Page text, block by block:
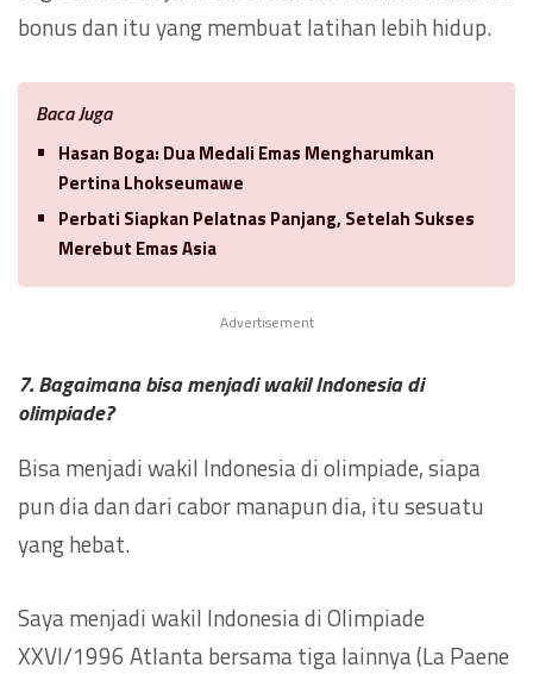
bonus dan itu yang membuat latihan lebih hidup.
Baca Juga
Hasan Boga: Dua Medali Emas Mengharumkan
Pertina Lhokseumawe
Perbati Siapkan Pelatnas Panjang, Setelah Sukses
Merebut Emas Asia
Advertisement
7. Bagaimana bisa menjadi wakil Indonesia di
olimpiade?
Bisa menjadi wakil Indonesia di olimpiade, siapa
pun dia dan dari cabor manapun dia, itu sesuatu
yang hebat.
Saya menjadi wakil Indonesia di Olimpiade
XXVI/1996 Atlanta bersama tiga lainnya (La Paene